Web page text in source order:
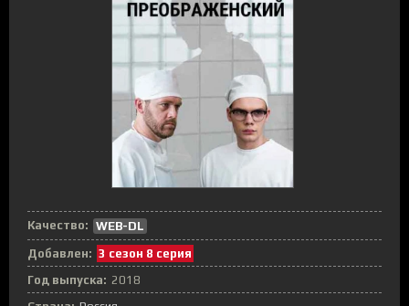
Качество: WEB-DL
Добавлен: 3 сезон 8 серия
Год выпуска: 2018